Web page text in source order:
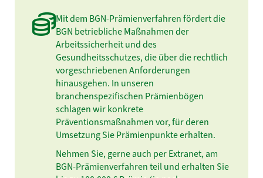
Mit dem BGN-Prämienverfahren fördert die
BGN betriebliche Maßnahmen der
Arbeitssicherheit und des
Gesundheitsschutzes, die über die rechtlich
vorgeschriebenen Anforderungen
hinausgehen. In unseren
branchenspezifischen Prämienbögen
schlagen wir konkrete
Präventionsmaßnahmen vor, für deren
Umsetzung Sie Prämienpunkte erhalten.
Nehmen Sie, gerne auch per Extranet, am
BGN-Prämienverfahren teil und erhalten Sie